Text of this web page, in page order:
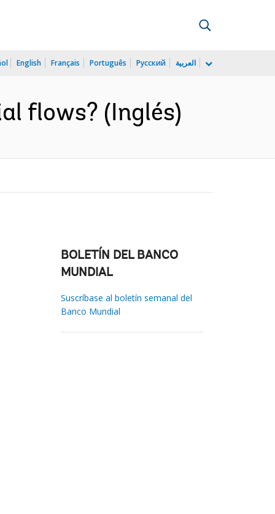
English Français Português Русский العربية
flows? (Inglés)
BOLETÍN DEL BANCO
MUNDIAL
Suscríbase al boletín semanal del
Banco Mundial